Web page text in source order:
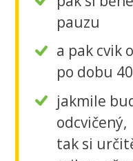
pauzu
a pak cvik
po dobu
jakmile
odcvičený,
tak si